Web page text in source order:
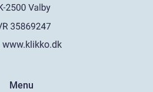
www.klikko.dk
Menu